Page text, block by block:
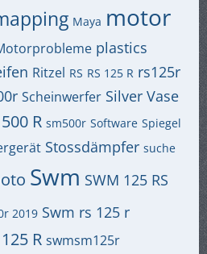
Maya motor
plastics
Ritzel RS RS 125 R rs125r
Scheinwerfer Silver Vase
R sm500r Software Spiegel
Stossdämpfer suche
Swm SWM 125 RS
2019 Swm rs 125 r
R swmsm125r